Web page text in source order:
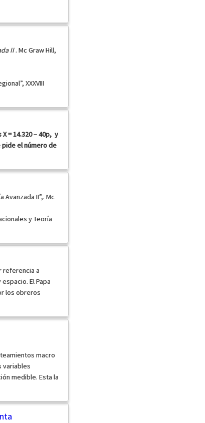
II. Mc Graw Hill,
XXXVIII
= 14.320 – 40p, y
pide el número de
Avanzada II”,. Mc
y Teoría
referencia a
El Papa
los obreros
macro
variables
medible. Esta la